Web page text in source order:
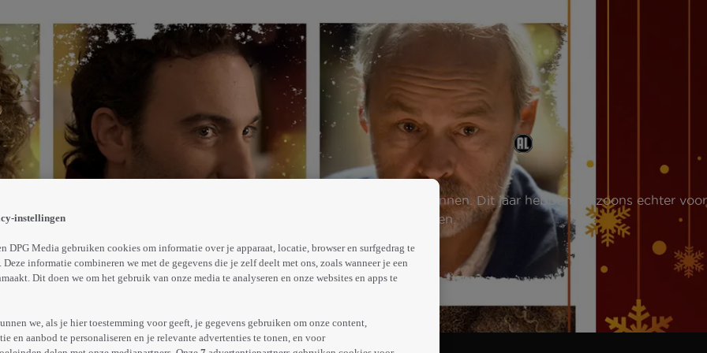
ze traditiegetrouw kerst met haar zoons Frank en Casper en hun gezinnen. Dit jaar hebben de zoons echter voor
Ze heeft namelijk een nieuwe vriend waar zij nog niets van afweten.
Abonneren op Videoland
instellingen
DPG Media gebruiken cookies om informatie over je apparaat, locatie, browser en surfgedrag te
Deze informatie combineren we met de gegevens die je zelf deelt met ons, zoals wanneer je een
Dit doen we om het gebruik van onze media te analyseren en onze websites en apps te
we, als je hier toestemming voor geeft, je gegevens gebruiken om onze content,
en aanbod te personaliseren en je relevante advertenties te tonen, en voor